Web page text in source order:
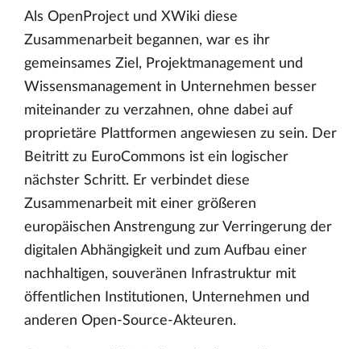
Als OpenProject und XWiki diese
Zusammenarbeit begannen, war es ihr
gemeinsames Ziel, Projektmanagement und
Wissensmanagement in Unternehmen besser
miteinander zu verzahnen, ohne dabei auf
proprietäre Plattformen angewiesen zu sein. Der
Beitritt zu EuroCommons ist ein logischer
nächster Schritt. Er verbindet diese
Zusammenarbeit mit einer größeren
europäischen Anstrengung zur Verringerung der
digitalen Abhängigkeit und zum Aufbau einer
nachhaltigen, souveränen Infrastruktur mit
öffentlichen Institutionen, Unternehmen und
anderen Open-Source-Akteuren.